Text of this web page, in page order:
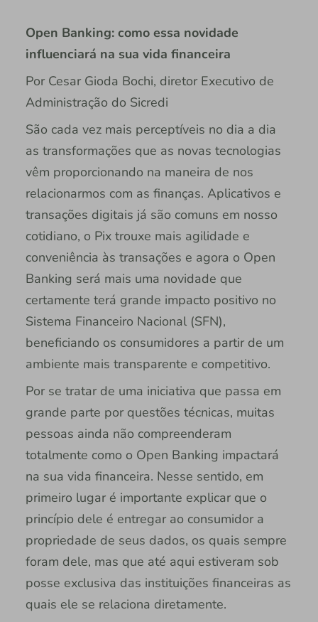
Open Banking: como essa novidade
influenciará na sua vida financeira
Por Cesar Gioda Bochi, diretor Executivo de
Administração do Sicredi
São cada vez mais perceptíveis no dia a dia
as transformações que as novas tecnologias
vêm proporcionando na maneira de nos
relacionarmos com as finanças. Aplicativos e
transações digitais já são comuns em nosso
cotidiano, o Pix trouxe mais agilidade e
conveniência às transações e agora o Open
Banking será mais uma novidade que
certamente terá grande impacto positivo no
Sistema Financeiro Nacional (SFN),
beneficiando os consumidores a partir de um
ambiente mais transparente e competitivo.
Por se tratar de uma iniciativa que passa em
grande parte por questões técnicas, muitas
pessoas ainda não compreenderam
totalmente como o Open Banking impactará
na sua vida financeira. Nesse sentido, em
primeiro lugar é importante explicar que o
princípio dele é entregar ao consumidor a
propriedade de seus dados, os quais sempre
foram dele, mas que até aqui estiveram sob
posse exclusiva das instituições financeiras as
quais ele se relaciona diretamente.